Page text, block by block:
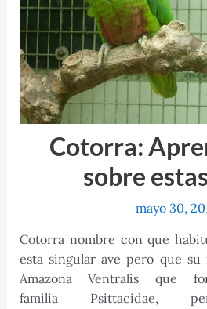
Cotorra:
sobre
mayo 30,
Cotorra nombre con que
esta singular ave pero que
Amazona Ventralis que
familia Psittacidae,